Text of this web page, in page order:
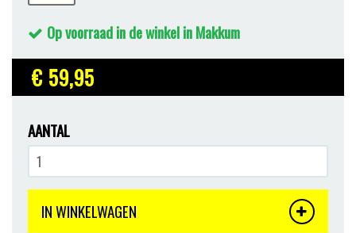
Op voorraad in de winkel in Makkum
€ 59,95
AANTAL
IN WINKELWAGEN